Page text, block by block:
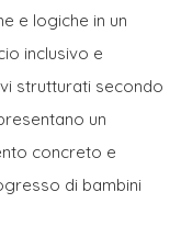
e logiche in un
inclusivo e
strutturati secondo
un
concreto e
di bambini